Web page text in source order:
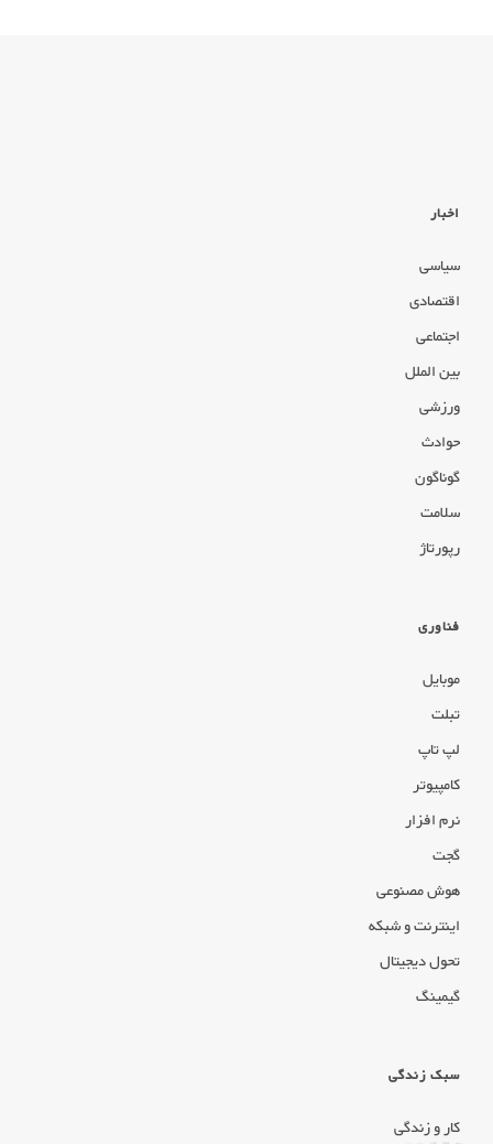
اخبار
سیاسی
اقتصادی
اجتماعی
بین الملل
ورزشی
حوادث
گوناگون
سلامت
رپورتاژ
فناوری
موبایل
تبلت
لپ تاپ
کامپیوتر
نرم افزار
گجت
هوش مصنوعی
اینترنت و شبکه
تحول دیجیتال
گیمینگ
سبک زندگی
کار و زندگی